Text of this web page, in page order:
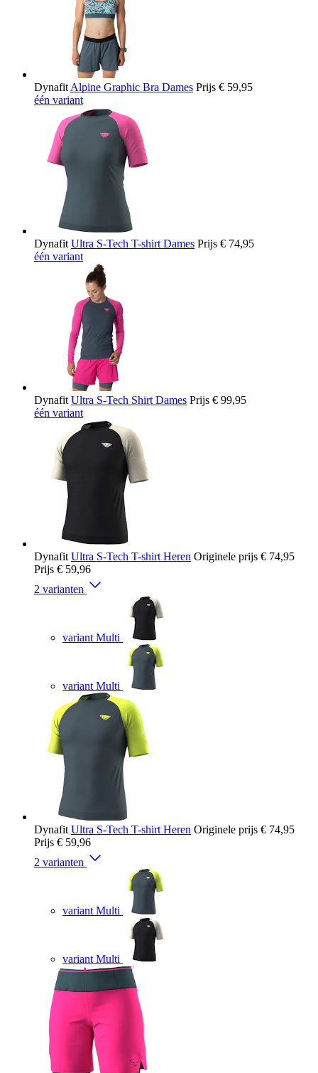
Dynafit Alpine Graphic Bra Dames Prijs € 59,95
één variant
Dynafit Ultra S-Tech T-shirt Dames Prijs € 74,95
één variant
Dynafit Ultra S-Tech Shirt Dames Prijs € 99,95
één variant
Dynafit Ultra S-Tech T-shirt Heren Originele prijs € 74,95
Prijs € 59,96
2 varianten
variant Multi
variant Multi
Dynafit Ultra S-Tech T-shirt Heren Originele prijs € 74,95
Prijs € 59,96
2 varianten
variant Multi
variant Multi